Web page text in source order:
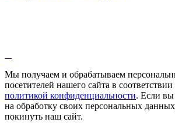
Мыльнянка
Мята
Овсяный корень
Огуречная трава
Пустырник
Мы получаем и обрабатываем
посетителей нашего сайта в соответствии
политикой конфиденциальности. Если вы
на обработку своих персональных
покинуть наш сайт.